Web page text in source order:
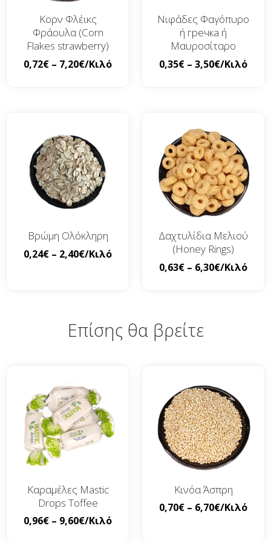
Κορν Φλέικς
Φράουλα (Corn
Flakes strawberry)
0,72€ – 7,20€/Κιλό
Νιφάδες Φαγόπυρο
ή гречка ή
Μαυροσίταρο
0,35€ – 3,50€/Κιλό
Βρώμη Ολόκληρη
0,24€ – 2,40€/Κιλό
Δαχτυλίδια Μελιού
(Honey Rings)
0,63€ – 6,30€/Κιλό
Επίσης θα βρείτε
Καραμέλες Mastic
Drops Toffee
0,96€ – 9,60€/Κιλό
Κινόα Άσπρη
0,70€ – 6,70€/Κιλό